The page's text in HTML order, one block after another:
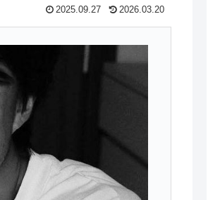
2025.09.27 2026.03.20